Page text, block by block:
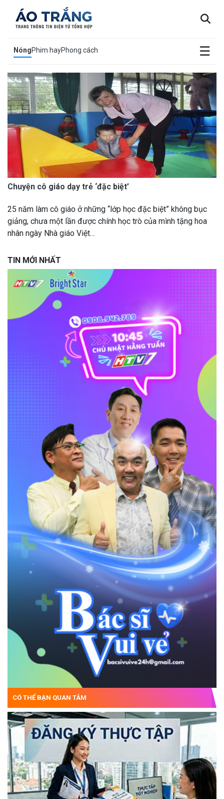
NóngPhim hayPhong cách ☰
×
Chuyện cô giáo dạy trẻ ‘đặc biệt’
25 năm làm cô giáo ở những “lớp học đặc biệt” không bục
giảng, chưa một lần được chính học trò của mình tặng hoa
nhân ngày Nhà giáo Việt…
TIN MỚI NHẤT
CÓ THỂ BẠN QUAN TÂM